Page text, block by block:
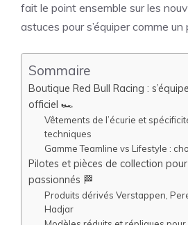
fait le point ensemble sur les
astuces pour s’équiper comme
Sommaire
Boutique Red Bull Racing :
officiel 🏎️
Vêtements de l’écurie et
techniques
Gamme Teamline vs Lifestyle :
Pilotes et pièces de collection
passionnés 🏁
Produits dérivés Verstappen,
Hadjar